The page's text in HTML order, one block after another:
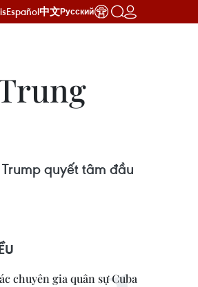
Español中文Русский
quyết tâm đầu
chuyên gia quân sự Cuba